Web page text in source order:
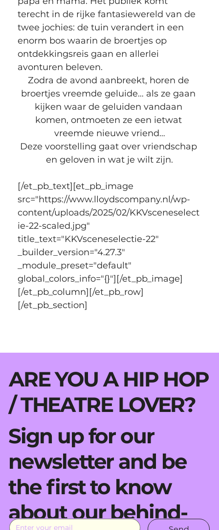
terecht in de rijke fantasiewereld van de
twee jochies: de tuin verandert in een
enorm bos waarin de broertjes op
ontdekkingsreis gaan en allerlei
avonturen beleven.
Zodra de avond aanbreekt, horen de
broertjes vreemde geluide… als ze gaan
kijken waar de geluiden vandaan
komen, ontmoeten ze een ietwat
vreemde nieuwe vriend…
Deze voorstelling gaat over vriendschap
en geloven in wat je wilt zijn.
[/et_pb_text][et_pb_image
src="https://www.lloydscompany.nl/wp-
content/uploads/2025/02/KKVsceneselect
ie-22-scaled.jpg"
title_text="KKVsceneselectie-22"
_builder_version="4.27.3"
_module_preset="default"
global_colors_info="{}"][/et_pb_image]
[/et_pb_column][/et_pb_row]
[/et_pb_section]
ARE YOU A HIP HOP
/ THEATRE LOVER?
Sign up for our
newsletter and be
the first to know
about our behind-